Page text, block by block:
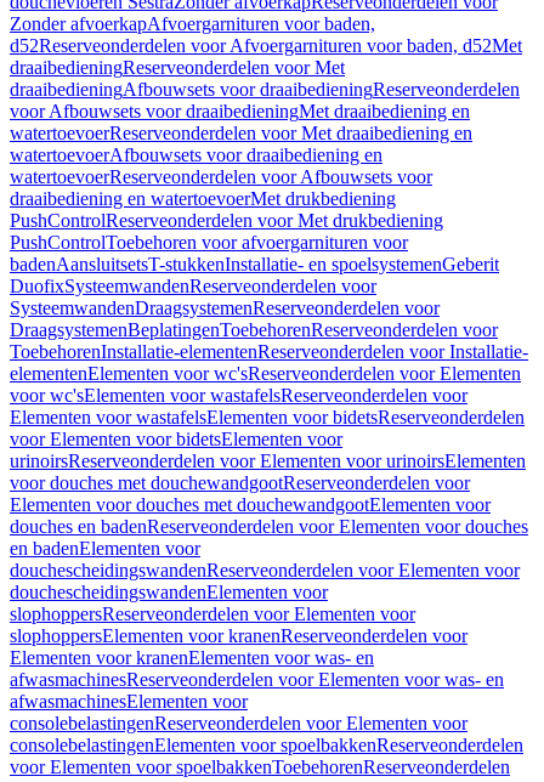
Zonder afvoerkapAfvoergarnituren voor baden,
d52Reserveonderdelen voor Afvoergarnituren voor baden, d52Met
draaibedieningReserveonderdelen voor Met
draaibedieningAfbouwsets voor draaibedieningReserveonderdelen
voor Afbouwsets voor draaibedieningMet draaibediening en
watertoevoerReserveonderdelen voor Met draaibediening en
watertoevoerAfbouwsets voor draaibediening en
watertoevoerReserveonderdelen voor Afbouwsets voor
draaibediening en watertoevoerMet drukbediening
PushControlReserveonderdelen voor Met drukbediening
PushControlToebehoren voor afvoergarnituren voor
badenAansluitsetsT-stukkenInstallatie- en spoelsystemenGeberit
DuofixSysteemwandenReserveonderdelen voor
SysteemwandenDraagsystemenReserveonderdelen voor
DraagsystemenBeplatingenToebehorenReserveonderdelen voor
ToebehorenInstallatie-elementenReserveonderdelen voor Installatie-
elementenElementen voor wc'sReserveonderdelen voor Elementen
voor wc'sElementen voor wastafelsReserveonderdelen voor
Elementen voor wastafelsElementen voor bidetsReserveonderdelen
voor Elementen voor bidetsElementen voor
urinoirsReserveonderdelen voor Elementen voor urinoirsElementen
voor douches met douchewandgootReserveonderdelen voor
Elementen voor douches met douchewandgootElementen voor
douches en badenReserveonderdelen voor Elementen voor douches
en badenElementen voor
douchescheidingswandenReserveonderdelen voor Elementen voor
douchescheidingswandenElementen voor
slophoppersReserveonderdelen voor Elementen voor
slophoppersElementen voor kranenReserveonderdelen voor
Elementen voor kranenElementen voor was- en
afwasmachinesReserveonderdelen voor Elementen voor was- en
afwasmachinesElementen voor
consolebelastingenReserveonderdelen voor Elementen voor
consolebelastingenElementen voor spoelbakkenReserveonderdelen
voor Elementen voor spoelbakkenToebehorenReserveonderdelen